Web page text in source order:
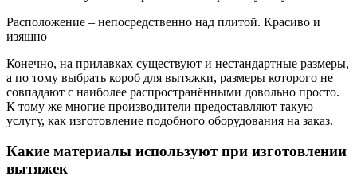
Расположение – непосредственно над плитой. Красиво и
изящно
Конечно, на прилавках существуют и нестандартные размеры,
а по тому выбрать короб для вытяжки, размеры которого не
совпадают с наиболее распространёнными довольно просто.
К тому же многие производители предоставляют такую
услугу, как изготовление подобного оборудования на заказ.
Какие материалы используют при изготовлении
вытяжек